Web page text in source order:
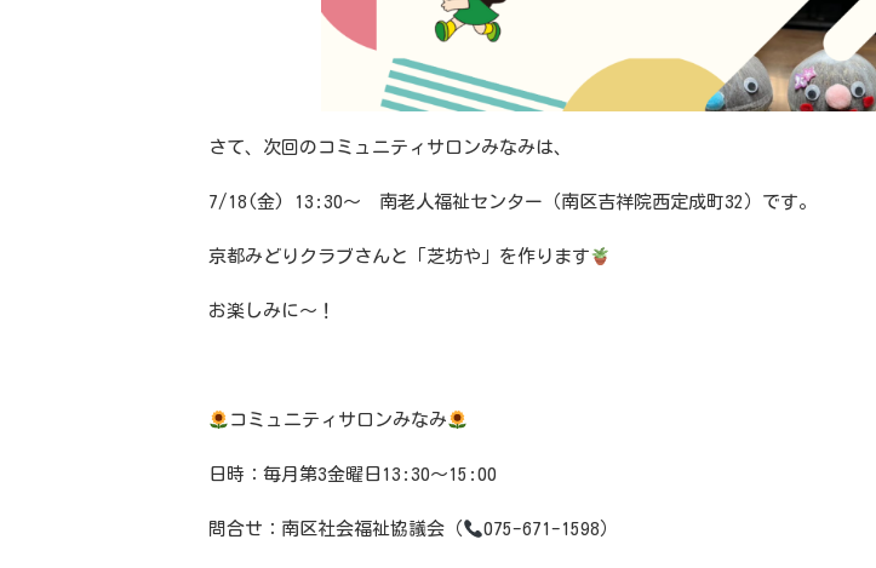
さて、次回のコミュニティサロンみなみは、
7/18(金) 13:30〜 南老人福祉センター（南区吉祥院西定成町32 ）です。
京都みどりクラブさんと「芝坊や」を作ります
お楽しみに〜！
コミュニティサロンみなみ
日時：毎月第3金曜日 13:30～ 15:00
問合せ：南区社会福祉協議会（ 075-671-1598）